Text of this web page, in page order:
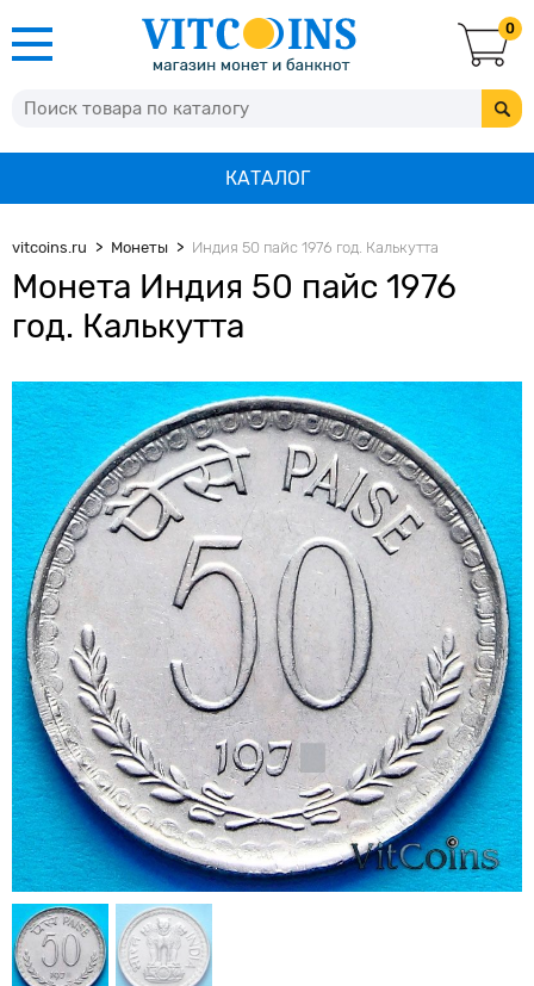
0
КАТАЛОГ
vitcoins.ru Монеты Индия 50 пайс 1976 год. Калькутта
Монета Индия 50 пайс 1976
год. Калькутта